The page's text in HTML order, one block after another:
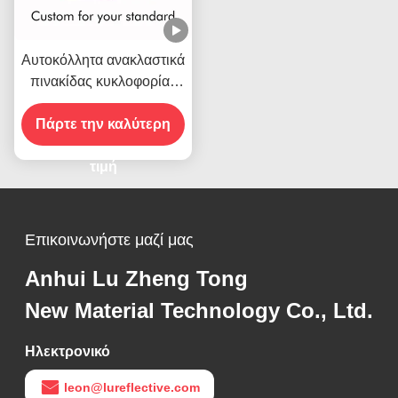
Αυτοκόλλητα ανακλαστικά
πινακίδας κυκλοφορίας
οχημάτων υψηλής
ορατότητας, εντυπωσιακά
σήμανσης για βαρέα
φορτηγά
Πάρτε την καλύτερη
τιμή
Επικοινωνήστε μαζί μας
Anhui Lu Zheng Tong
New Material Technology Co., Ltd.
Ηλεκτρονικό
leon@lureflective.com